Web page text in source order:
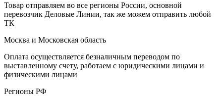
Товар отправляем во все регионы России, основной
перевозчик Деловые Линии, так же можем отправить любой
ТК
Москва и Московская область
Оплата осуществляется безналичным переводом по
выставленному счету, работаем с юридическими лицами и
физическими лицами
Регионы РФ